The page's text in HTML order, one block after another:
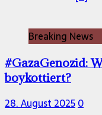
Breaking News
#GazaGenozid:
boykottiert?
28. August 20250